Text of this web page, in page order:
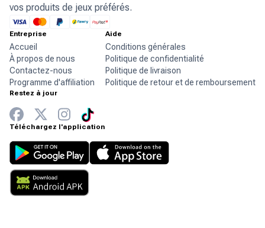
vos produits de jeux préférés.
Entreprise
Accueil
À propos de nous
Contactez-nous
Programme d'affiliation
Aide
Conditions générales
Politique de confidentialité
Politique de livraison
Politique de retour et de remboursement
Restez à jour
Téléchargez l'application